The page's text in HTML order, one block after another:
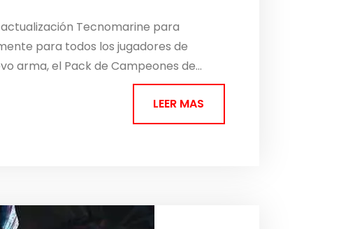
Tecnomarine para
para todos los jugadores de
arma, el Pack de Campeones de...
LEER MAS